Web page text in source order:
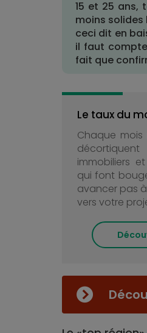
15 et 25 ans,
moins solides
ceci dit en
il faut
fait que
Le taux du
Chaque
immobiliers
qui font
avancer pas
vers votre